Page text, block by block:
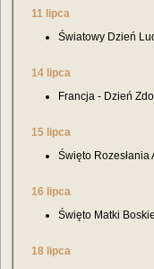
11 lipca
Światowy Dzień
14 lipca
Francja - Dzień
15 lipca
Święto Rozesłania
16 lipca
Święto Matki
18 lipca